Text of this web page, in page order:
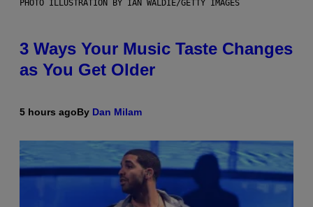
PHOTO ILLUSTRATION BY IAN WALDIE/GETTY IMAGES
3 Ways Your Music Taste Changes
as You Get Older
5 hours agoBy Dan Milam